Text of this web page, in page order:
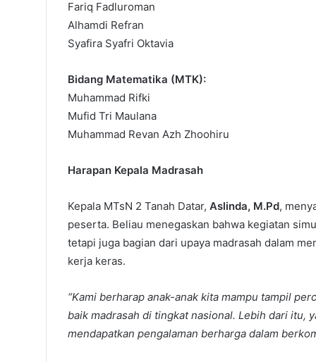
Fariq Fadluroman
Alhamdi Refran
Syafira Syafri Oktavia
Bidang Matematika (MTK):
Muhammad Rifki
Mufid Tri Maulana
Muhammad Revan Azh Zhoohiru
Harapan Kepala Madrasah
Kepala MTsN 2 Tanah Datar, Aslinda, M.Pd,
peserta. Beliau menegaskan bahwa kegiatan
tetapi juga bagian dari upaya madrasah dalam
kerja keras.
“Kami berharap anak-anak kita mampu tampil
baik madrasah di tingkat nasional. Lebih dari itu,
mendapatkan pengalaman berharga dalam